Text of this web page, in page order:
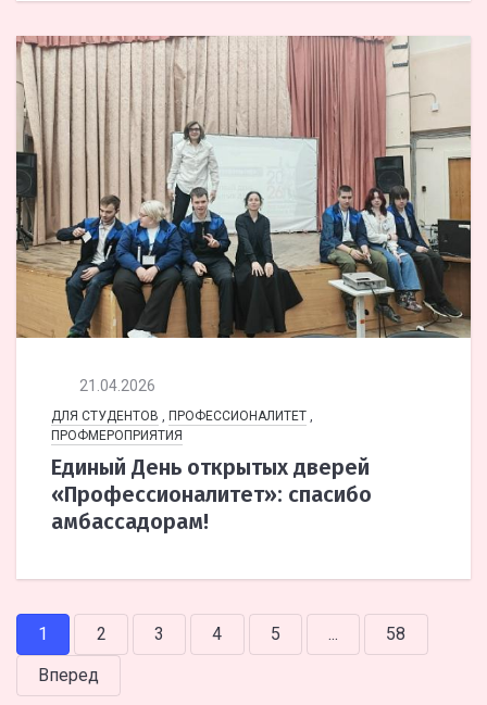
21.04.2026
ДЛЯ СТУДЕНТОВ , ПРОФЕССИОНАЛИТЕТ ,
ПРОФМЕРОПРИЯТИЯ
Единый День открытых дверей
«Профессионалитет»: спасибо
амбассадорам!
1 2 3 4 5 ...
58
Вперед